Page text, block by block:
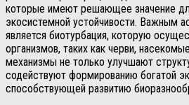
которые имеют решающее значение
экосистемной устойчивости. Важным
является биотурбация, которую
организмов, таких как черви,
механизмы не только улучшают
содействуют формированию богатой
способствующей развитию